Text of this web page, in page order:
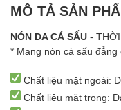
MÔ TẢ SẢN
NÓN DA CÁ SẤU -
* Mang nón cá sấu đẳng
Chất liệu mặt ngoài:
Chất liệu mặt trong: